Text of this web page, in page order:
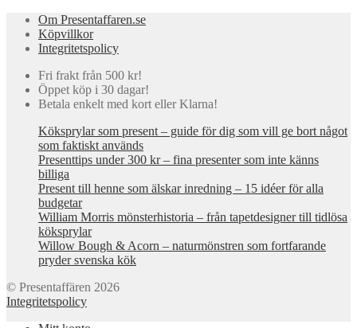
Om Presentaffaren.se
Köpvillkor
Integritetspolicy
Fri frakt från 500 kr!
Öppet köp i 30 dagar!
Betala enkelt med kort eller Klarna!
Köksprylar som present – guide för dig som vill ge bort något
som faktiskt används
Presenttips under 300 kr – fina presenter som inte känns
billiga
Present till henne som älskar inredning – 15 idéer för alla
budgetar
William Morris mönsterhistoria – från tapetdesigner till tidlösa
köksprylar
Willow Bough & Acorn – naturmönstren som fortfarande
pryder svenska kök
© Presentaffären 2026
Integritetspolicy